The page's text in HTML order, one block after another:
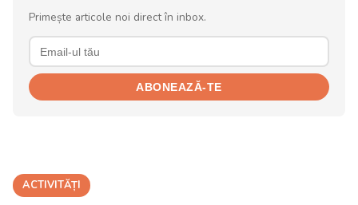
ACTIVITĂȚI
Primește articole noi direct în inbox.
ABONEAZĂ-TE